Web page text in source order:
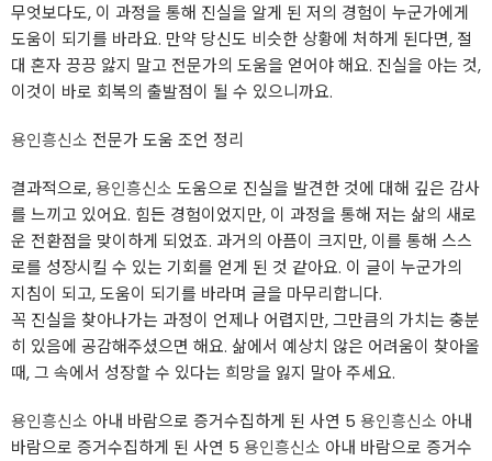
무엇보다도, 이 과정을 통해 진실을 알게 된 저의 경험이 누군가에게
도움이 되기를 바라요. 만약 당신도 비슷한 상황에 처하게 된다면, 절
대 혼자 끙끙 앓지 말고 전문가의 도움을 얻어야 해요. 진실을 아는 것,
이것이 바로 회복의 출발점이 될 수 있으니까요.
용인흥신소 전문가 도움 조언 정리
결과적으로,용인흥신소 도움으로 진실을 발견한 것에 대해 깊은 감사
를 느끼고 있어요. 힘든 경험이었지만, 이 과정을 통해 저는 삶의 새로
운 전환점을 맞이하게 되었죠. 과거의 아픔이 크지만, 이를 통해 스스
로를 성장시킬 수 있는 기회를 얻게 된 것 같아요. 이 글이 누군가의
지침이 되고, 도움이 되기를 바라며 글을 마무리합니다.
꼭 진실을 찾아나가는 과정이 언제나 어렵지만, 그만큼의 가치는 충분
히 있음에 공감해주셨으면 해요. 삶에서 예상치 않은 어려움이 찾아올
때, 그 속에서 성장할 수 있다는 희망을 잃지 말아 주세요.
용인흥신소 아내 바람으로 증거수집하게 된 사연 5 용인흥신소 아내
바람으로 증거수집하게 된 사연 5 용인흥신소 아내 바람으로 증거수